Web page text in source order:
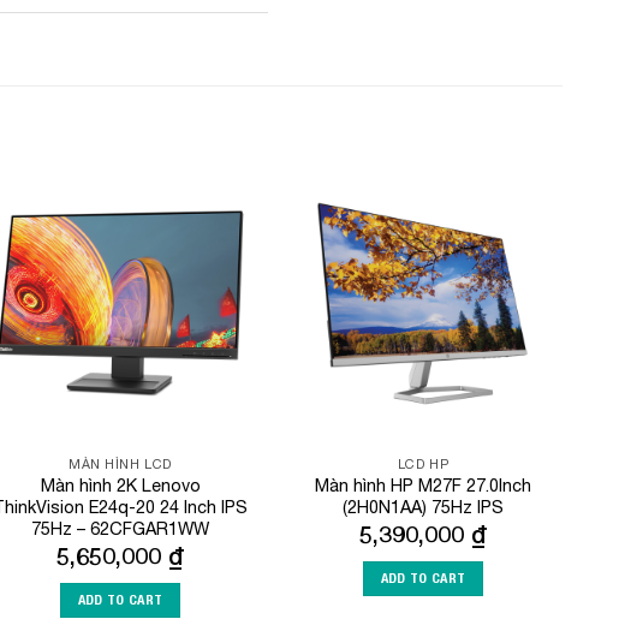
Wishlist
MÀN HÌNH LCD
Màn hình 2K Lenovo
E24q-20 24 Inch IPS
75Hz – 62CFGAR1WW
5,650,000 ₫
ADD TO CART
Wishlist
LCD HP
Màn hình HP M27F 27.0Inch
(2H0N1AA) 75Hz IPS
5,390,000 ₫
ADD TO CART